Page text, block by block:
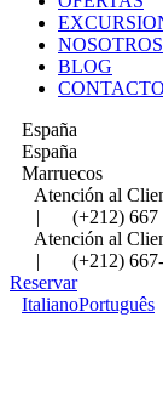
NOSOTROS
BLOG
CONTACTO
España
España
Marruecos
Atención al
|
(+212) 667
Atención al
|
(+212)
Reservar
ItalianoPortuguês